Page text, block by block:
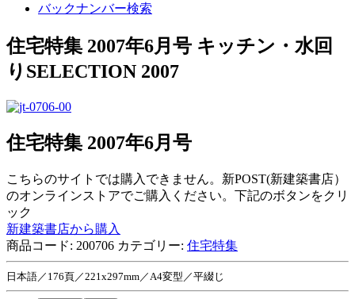
バックナンバー検索
住宅特集 2007年6月号 キッチン・水回
りSELECTION 2007
住宅特集 2007年6月号
こちらのサイトでは購入できません。新POST(新建築書店）
のオンラインストアでご購入ください。下記のボタンをクリ
ック
新建築書店から購入
商品コード: 200706 カテゴリー: 住宅特集
日本語／176頁／221x297mm／A4変型／平綴じ